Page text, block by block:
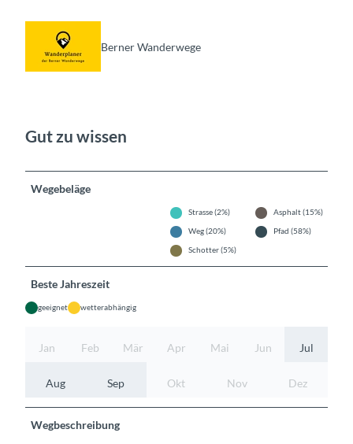
Berner Wanderwege
Gut zu wissen
Wegebeläge
Strasse (2%)
Asphalt (15%)
Weg (20%)
Pfad (58%)
Schotter (5%)
Beste Jahreszeit
geeignet wetterabhängig
Jan Feb Mär Apr Mai Jun Jul
Aug Sep Okt Nov Dez
Wegbeschreibung